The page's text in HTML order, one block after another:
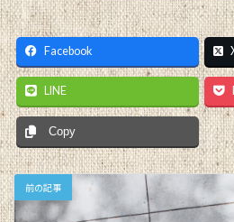
Facebook
LINE
Copy
前の記事